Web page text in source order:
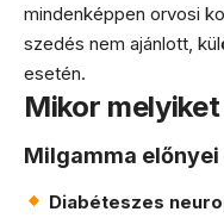
mindenképpen orvosi
szedés nem ajánlott,
esetén.
Mikor
Milgamma
Diabéteszes